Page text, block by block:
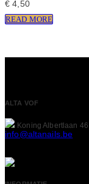
€ 4,50
READ MORE
ALTA VOF
Koning Albertlaan
info@altanails.be